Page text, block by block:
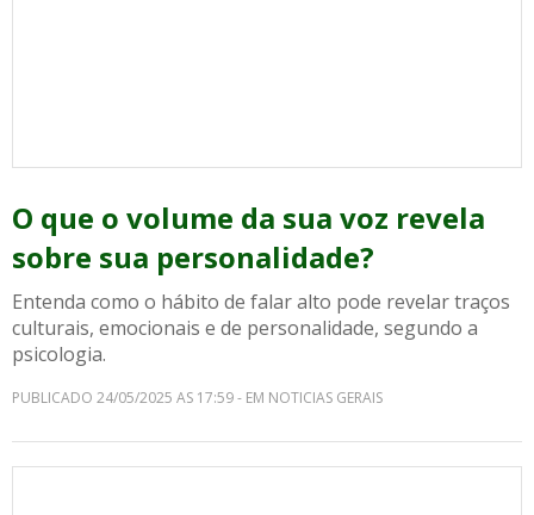
O que o volume da sua voz revela
sobre sua personalidade?
Entenda como o hábito de falar alto pode revelar traços
culturais, emocionais e de personalidade, segundo a
psicologia.
PUBLICADO 24/05/2025 AS 17:59 - EM NOTICIAS GERAIS